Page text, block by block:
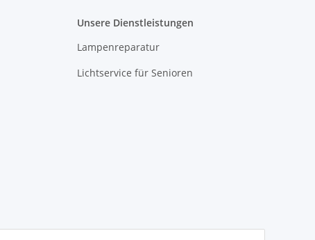
Unsere Dienstleistungen
Lampenreparatur
Lichtservice für Senioren